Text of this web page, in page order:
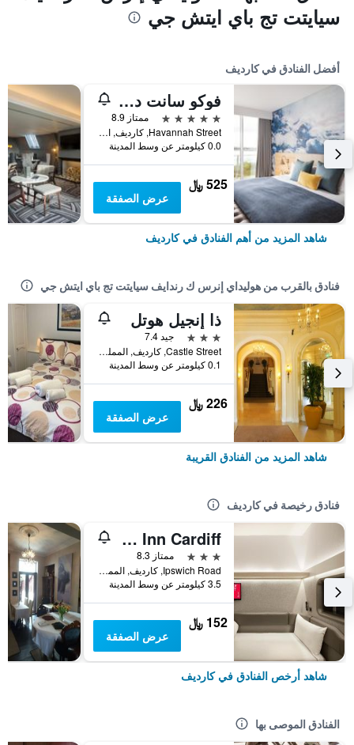
سيايتت تج باي ايتش جي
أفضل الفنادق في كارديف
فوكو سانت ديفيدز كارديف بي آيتش جي
5 نجوم
ممتاز 8.9
Havannah Street, كارديف, المملكة المتحدة
0.0 كيلومتر عن وسط المدينة
525 ﷼
عرض الصفقة
شاهد المزيد من أهم الفنادق في كارديف
فنادق بالقرب من هوليداي إنرس ك رندايف سيايتت تج باي ايتش جي
ذا إنجيل هوتل
3 نجوم
جيد 7.4
Castle Street, كارديف, المملكة المتحدة
0.1 كيلومتر عن وسط المدينة
226 ﷼
عرض الصفقة
شاهد المزيد من الفنادق القريبة
فنادق رخيصة في كارديف
Zip By Premier Inn Cardiff
3 نجوم
ممتاز 8.3
Ipswich Road, كارديف, المملكة المتحدة
3.5 كيلومتر عن وسط المدينة
152 ﷼
عرض الصفقة
شاهد أرخص الفنادق في كارديف
الفنادق الموصى بها